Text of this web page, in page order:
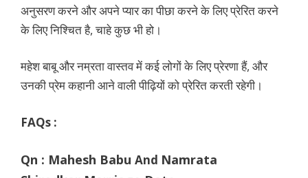
अनुसरण करने और अपने प्यार का पीछा करने के लिए प्रेरित करने
के लिए निश्चित है, चाहे कुछ भी हो।
महेश बाबू और नम्रता वास्तव में कई लोगों के लिए प्रेरणा हैं, और
उनकी प्रेम कहानी आने वाली पीढ़ियों को प्रेरित करती रहेगी।
FAQs :
Qn : Mahesh Babu And Namrata